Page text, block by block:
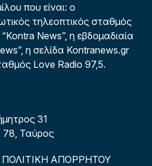
που είναι: ο
τηλεοπτικός σταθμός
News”, η εβδομαδιαία
η σελίδα Kontranews.gr
Love Radio 97,5.
31
78, Ταύρος
ΠΟΛΙΤΙΚΗ ΑΠΟΡΡΗΤΟΥ